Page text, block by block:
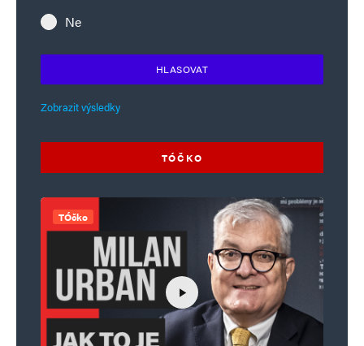
Ne
HLASOVAT
Zobrazit výsledky
TÓČKO
TÓčko